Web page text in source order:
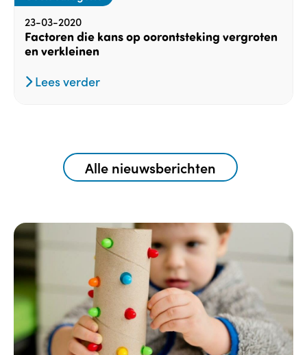
23-03-2020
Factoren die kans op oorontsteking vergroten
en verkleinen
Lees verder
Alle nieuwsberichten